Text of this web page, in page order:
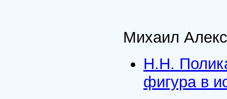
Михаил
Н.Н.
фигура в